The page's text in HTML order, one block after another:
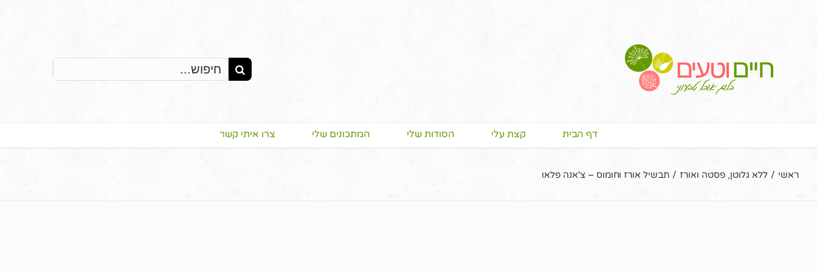
Search
for:
דף הבית קצת עלי הסודות שלי המתכונים שלי צרו איתי קשר
ראשי / ללא גלוטן, פסטה ואורז / תבשיל אורז וחומוס – צ'אנה פלאו